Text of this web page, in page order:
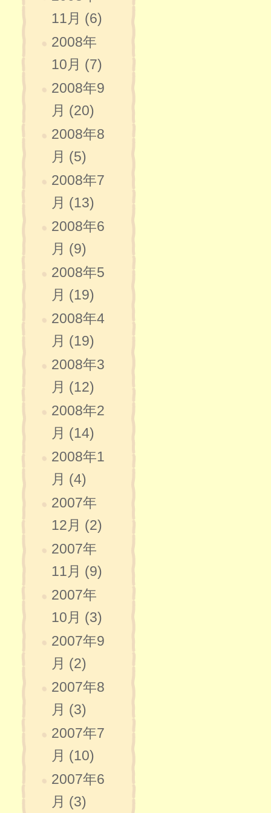
11月 (6)
2008年
10月 (7)
2008年9
月 (20)
2008年8
月 (5)
2008年7
月 (13)
2008年6
月 (9)
2008年5
月 (19)
2008年4
月 (19)
2008年3
月 (12)
2008年2
月 (14)
2008年1
月 (4)
2007年
12月 (2)
2007年
11月 (9)
2007年
10月 (3)
2007年9
月 (2)
2007年8
月 (3)
2007年7
月 (10)
2007年6
月 (3)